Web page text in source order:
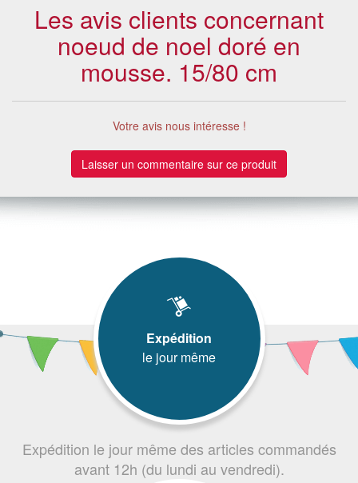
Les avis clients concernant
noeud de noel doré en
mousse. 15/80 cm
Votre avis nous intéresse !
Laisser un commentaire sur ce produit
Expédition
le jour même
Expédition le jour même des articles commandés
avant 12h (du lundi au vendredi).